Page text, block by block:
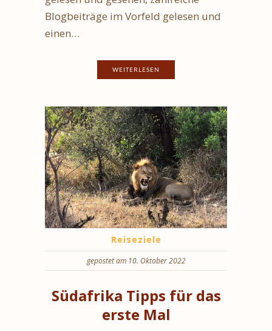
Blogbeiträge im Vorfeld gelesen und
einen…
WEITERLESEN
Reiseziele
gepostet am 10. Oktober 2022
Südafrika Tipps für das
erste Mal